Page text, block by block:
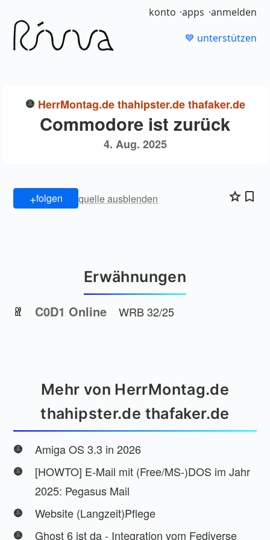
konto apps anmelden
💙 unterstützen
HerrMontag.de thahipster.de thafaker.de
Commodore ist zurück
4. Aug. 2025
+folgen quelle ausblenden
Erwähnungen
C0D1 Online WRB 32/25
Mehr von HerrMontag.de
thahipster.de thafaker.de
Amiga OS 3.3 in 2026
[HOWTO] E-Mail mit (Free/MS-)DOS im Jahr
2025: Pegasus Mail
Website (Langzeit)Pflege
Ghost 6 ist da - Integration vom Fediverse